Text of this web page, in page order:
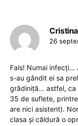
Cristina
26
Fals! Numai infecți…
s-au gândit ei sa
grădiniță… astfel, ca
35 de suflete,
are nici asistent).
clasa și căldură o